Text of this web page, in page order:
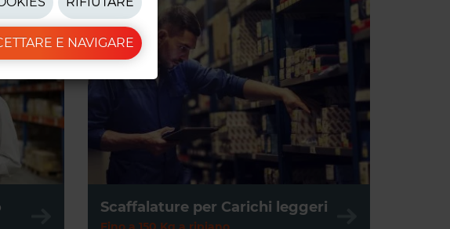
Scaffalature per Carichi leggeri
E NAVIGARE